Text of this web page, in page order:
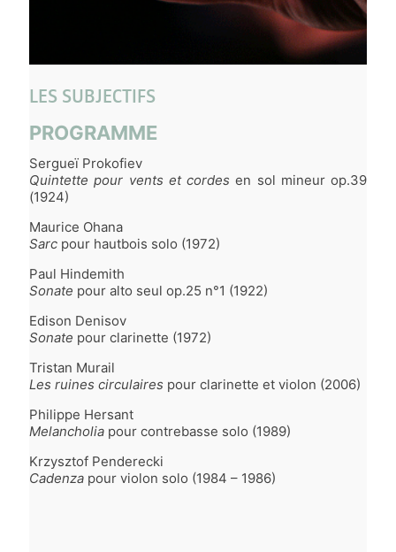
LES SUBJECTIFS
PROGRAMME
Sergueï Prokofiev
Quintette pour vents et cordes en sol mineur op.39
(1924)
Maurice Ohana
Sarc pour hautbois solo (1972)
Paul Hindemith
Sonate pour alto seul op.25 n°1 (1922)
Edison Denisov
Sonate pour clarinette (1972)
Tristan Murail
Les ruines circulaires pour clarinette et violon (2006)
Philippe Hersant
Melancholia pour contrebasse solo (1989)
Krzysztof Penderecki
Cadenza pour violon solo (1984 – 1986)